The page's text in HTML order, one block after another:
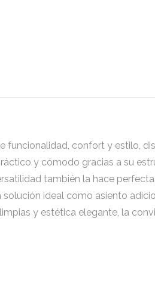
funcionalidad, confort y estilo,
y cómodo gracias a su
también la hace
ideal como asiento
y estética elegante, la